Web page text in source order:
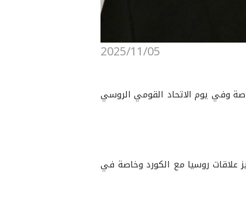
2025/11/05
وفي يوم الاتحاد القومي الروسي
علاقات روسيا مع الكورد وخاصة في